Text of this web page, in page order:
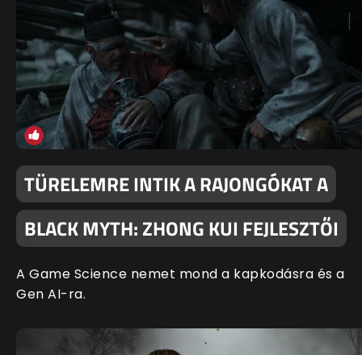
TÜRELEMRE INTIK A RAJONGÓKAT A
BLACK MYTH: ZHONG KUI FEJLESZTŐI
A Game Science nemet mond a kapkodásra és a
Gen AI-ra.